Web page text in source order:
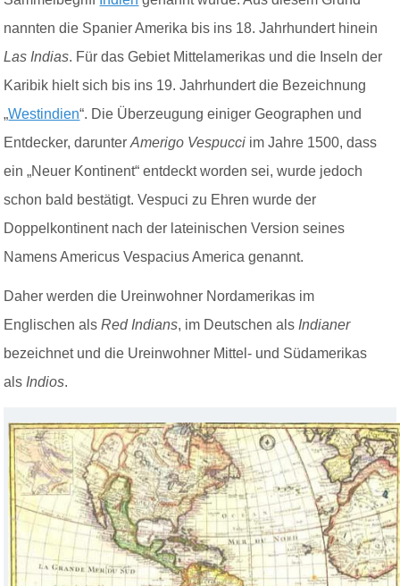
nannten die Spanier Amerika bis ins 18. Jahrhundert hinein
Las Indias. Für das Gebiet Mittelamerikas und die Inseln der
Karibik hielt sich bis ins 19. Jahrhundert die Bezeichnung
„Westindien“. Die Überzeugung einiger Geographen und
Entdecker, darunterAmerigo Vespucci im Jahre 1500, dass
ein „Neuer Kontinent“ entdeckt worden sei, wurde jedoch
schon bald bestätigt. Vespuci zu Ehren wurde der
Doppelkontinent nach der lateinischen Version seines
Namens Americus Vespacius America genannt.
Daher werden die Ureinwohner Nordamerikas im
Englischen alsRed Indians, im Deutschen alsIndianer
bezeichnet und die Ureinwohner Mittel- und Südamerikas
alsIndios.